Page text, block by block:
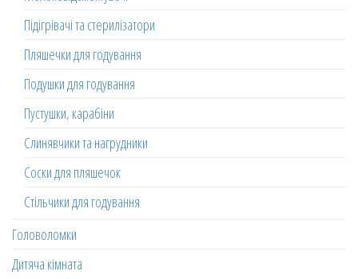
Підігрівачі та стерилізатори
Пляшечки для годування
Подушки для годування
Пустушки, карабіни
Слинявчики та нагрудники
Соски для пляшечок
Стільчики для годування
Головоломки
Дитяча кімната